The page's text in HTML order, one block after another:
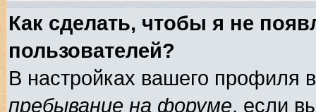
Как сделать, чтобы я не
пользователей?
В настройках вашего профиля
пребывание на форуме, если